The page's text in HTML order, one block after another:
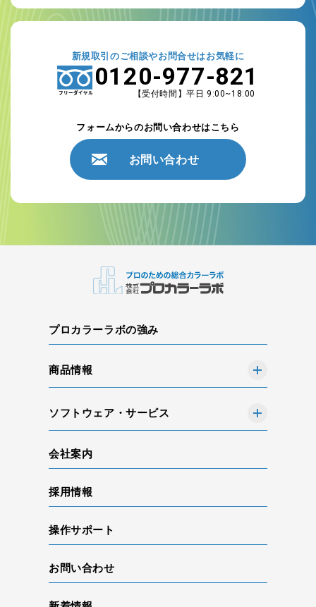
新規取引のご相談やお問合せはお気軽に
0120-977-821
【受付時間】平日 9:00~18:00
フォームからのお問い合わせはこちら
お問い合わせ
プロカラーラボの強み
商品情報
ソフトウェア・サービス
会社案内
採用情報
操作サポート
お問い合わせ